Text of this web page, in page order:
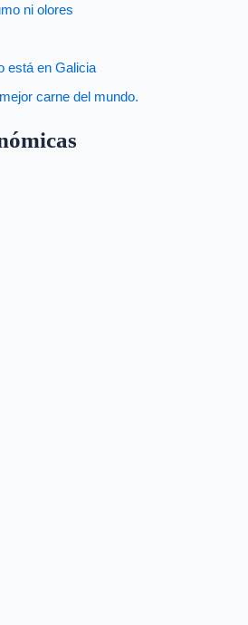
ni olores
está en Galicia
carne del mundo.